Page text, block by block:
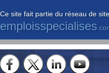
Ce site fait partie du réseau de
emploisspecialises